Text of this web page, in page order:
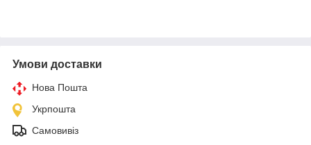
Умови доставки
Нова Пошта
Укрпошта
Самовивіз